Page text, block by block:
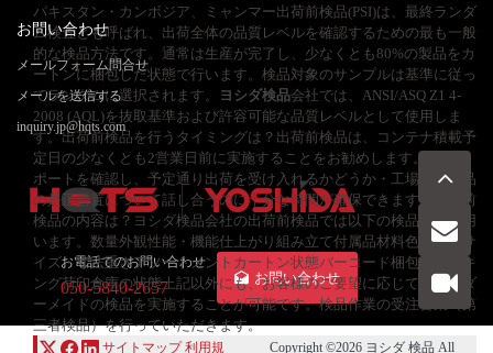
パキスタン・カンボジア、ミャンマー出荷前検品(PSI)は、最終ランダ
ム検査とも呼ばれ、出荷全体の品質レベルを確認するための最も一般
的な検品方法です。通常は生産が完了し、少なくとも80%の製品をカ
ートンに梱包した状態で行います。検品対象のサンプルは基準に従っ
てランダムに選択されます。
ヨシダ検品会社では、ANSI/ASQ Z1 4-
2008 (AQL)を抜取基準および許容可能な品質レベルとして使用しま
す。出荷前検品を行うタイミングは？出荷前検品は、コンテナ積載予
定日の少なくとも2営業日前に実施することをお勧めします。検品レ
ポートを確認し、予定通り出荷を受け入れるかどうか・工場と不良品
の是正措置について話し合うのに十分な時間が確保できます。出荷前
検品の内容は？ヨシダ検品会社の出荷前検品では以下の検品項目を用
います。数量外観性能・機能仕上がり組み立て付属品材料色・ロゴサ
イズ・寸法重さアソートメントカートン状態バーコード梱包・マーキ
ング荷印倉庫の状態上記以外にも、お客様のご要望に応じて、オーダ
ーメイドの検品を実施することが可能です。検品作業の受注営業（第
三者検品）を行っていただきます。
お問い合わせ
メールフォーム問合せ
メールを送信する
inquiry.jp@hqts.com
お電話でのお問い合わせ
050-5840-2657
お問い合わせ
サイトマップ 利用規 Copyright ©2026 ヨシダ 検品 All